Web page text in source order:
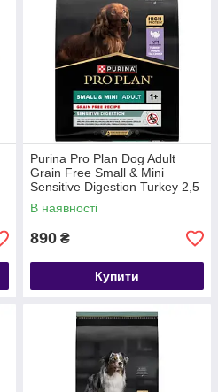
Purina Pro Plan Dog Adult
Grain Free Small & Mini
Sensitive Digestion Turkey 2,5
кг
В наявності
890 ₴
Купити